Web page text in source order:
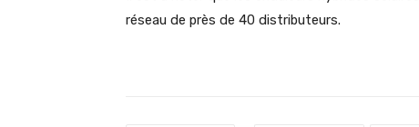
réseau de près de 40 distributeurs.